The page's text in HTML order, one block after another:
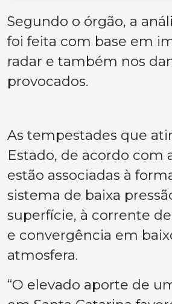
Segundo o órgão, a
foi feita com base em
radar e também nos
provocados.
As tempestades que
Estado, de acordo com
estão associadas à
sistema de baixa
superfície, à corrente
e convergência em
atmosfera.
“O elevado aporte de